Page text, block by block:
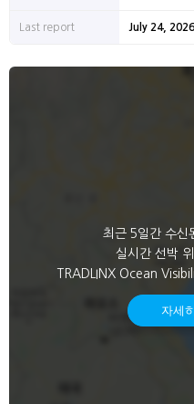
Last report July 24,
최근 5일간 수신
실시간 선박
TRADLINX Ocean
자세